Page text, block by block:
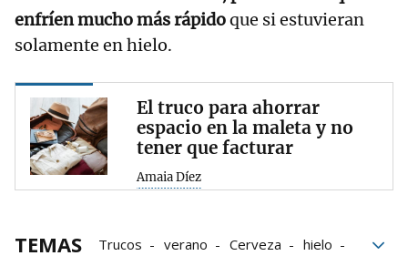
enfríen mucho más rápidoque si estuvieran
solamente en hielo.
El truco para ahorrar
espacio en la maleta y no
tener que facturar
Amaia Díez
TEMAS Trucos verano Cerveza
hielo